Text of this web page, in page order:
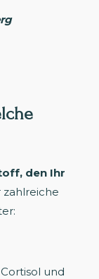
den Ihr
zahlreiche
und